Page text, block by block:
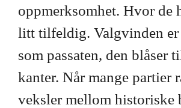
oppmerksomhet. Hvor de
litt tilfeldig. Valgvinden
som passaten, den blåser
kanter. Når mange partier
veksler mellom historiske